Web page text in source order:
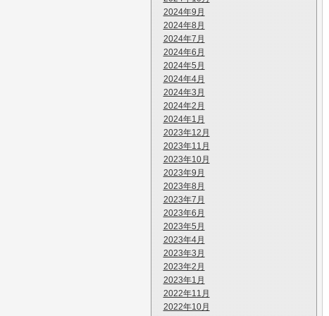
2024年9月
2024年8月
2024年7月
2024年6月
2024年5月
2024年4月
2024年3月
2024年2月
2024年1月
2023年12月
2023年11月
2023年10月
2023年9月
2023年8月
2023年7月
2023年6月
2023年5月
2023年4月
2023年3月
2023年2月
2023年1月
2022年11月
2022年10月